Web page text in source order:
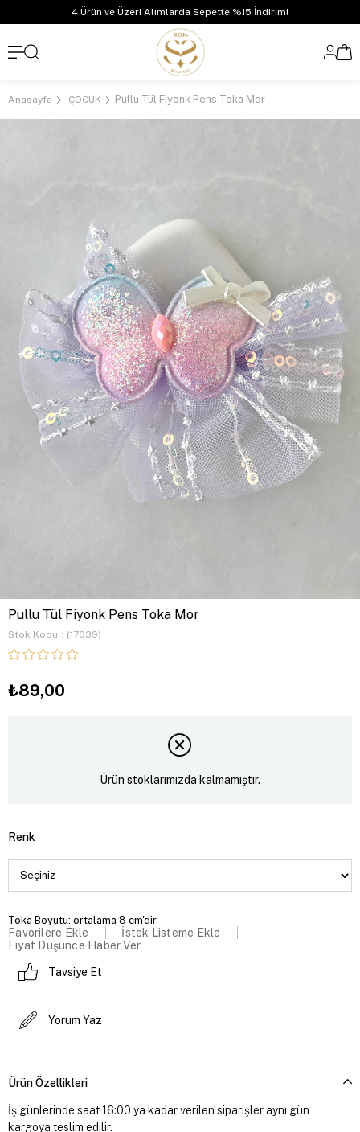
4 Ürün ve Üzeri Alımlarda Sepette %15 İndirim!
Anasayfa ÇOCUK Pullu Tül Fiyonk Pens Toka Mor
Pullu Tül Fiyonk Pens Toka Mor
Stok Kodu (17039)
₺89,00
Ürün stoklarımızda kalmamıştır.
Renk
Toka Boyutu: ortalama 8 cm'dir.
Favorilere Ekle
İstek Listeme Ekle
Fiyat Düşünce Haber Ver
Tavsiye Et
Yorum Yaz
Ürün Özellikleri
İş günlerinde saat 16:00 ya kadar verilen siparişler aynı gün
kargoya teslim edilir.